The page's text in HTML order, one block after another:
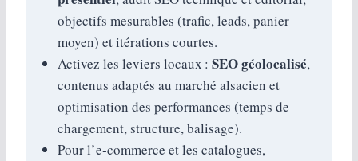
objectifs mesurables (trafic, leads, panier
moyen) et itérations courtes.
Activez les leviers locaux : SEO géolocalisé,
contenus adaptés au marché alsacien et
optimisation des performances (temps de
chargement, structure, balisage).
Pour l’e‑commerce et les catalogues,